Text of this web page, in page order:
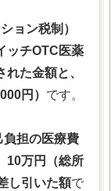
ョン税制）
ッチOTC医薬
た金額と、
円） です。
負担の医療費
10万円（総所
し引いた額で